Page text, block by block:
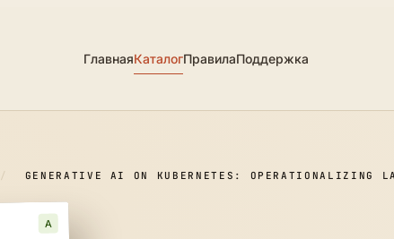
ГлавнаяКаталогПравилаПоддержка
/ GENERATIVE AI ON KUBERNETES: OPERATIONALIZING
A